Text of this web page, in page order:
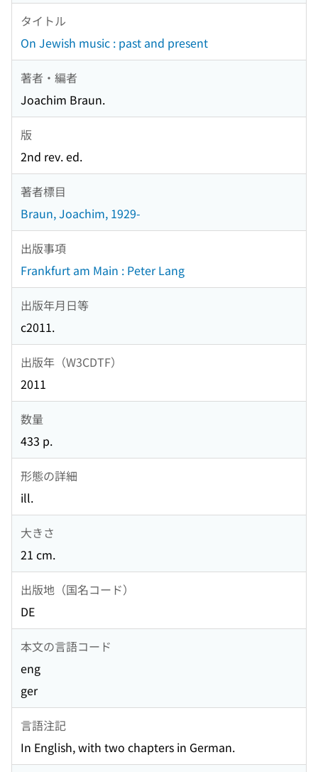
タイトル
On Jewish music : past and present
著者・編者
Joachim Braun.
版
2nd rev. ed.
著者標目
Braun, Joachim, 1929-
出版事項
Frankfurt am Main : Peter Lang
出版年月日等
c2011.
出版年（W3CDTF）
2011
数量
433 p.
形態の詳細
ill.
大きさ
21 cm.
出版地（国名コード）
DE
本文の言語コード
eng
ger
言語注記
In English, with two chapters in German.